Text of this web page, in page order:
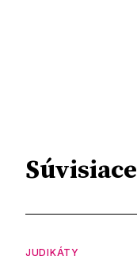
Súvisiace
JUDIKÁTY